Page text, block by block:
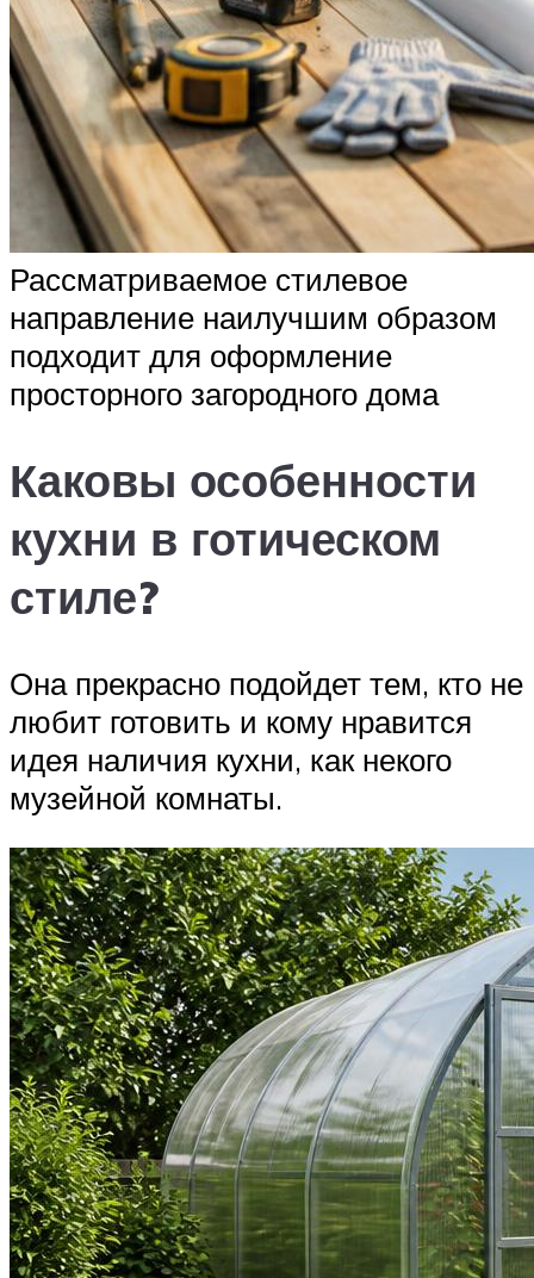
Рассматриваемое стилевое
направление наилучшим образом
подходит для оформление
просторного загородного дома
Каковы особенности
кухни в готическом
стиле?
Она прекрасно подойдет тем, кто не
любит готовить и кому нравится
идея наличия кухни, как некого
музейной комнаты.